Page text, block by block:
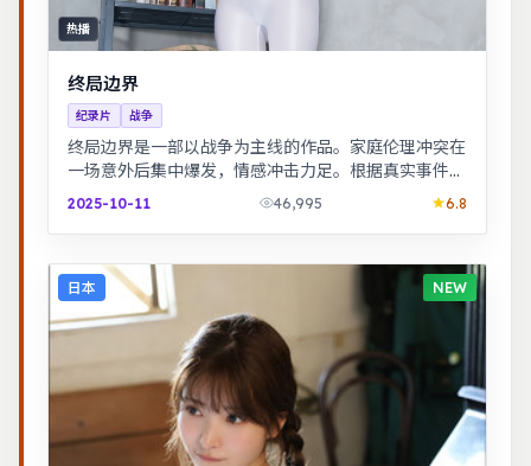
热播
终局边界
纪录片 战争
终局边界是一部以战争为主线的作品。家庭伦理冲突在
一场意外后集中爆发，情感冲击力足。根据真实事件改
编，纪实感强，表演克制而富有张力。
2025-10-11 46,995 6.8
日本 NEW